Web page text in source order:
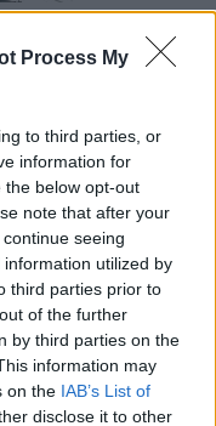
Process My
to third parties, or
information for
the below opt-out
note that after your
seeing
utilized by
third parties prior to
of the further
by third parties on the
information may
on the IAB’s List of
disclose it to other
dei bus quando è
dalla tromba
il tetto del deposito
e
E in questa furia un
sollevati dal vento ed è
alla manutenzione dei
dell'ospedale delle